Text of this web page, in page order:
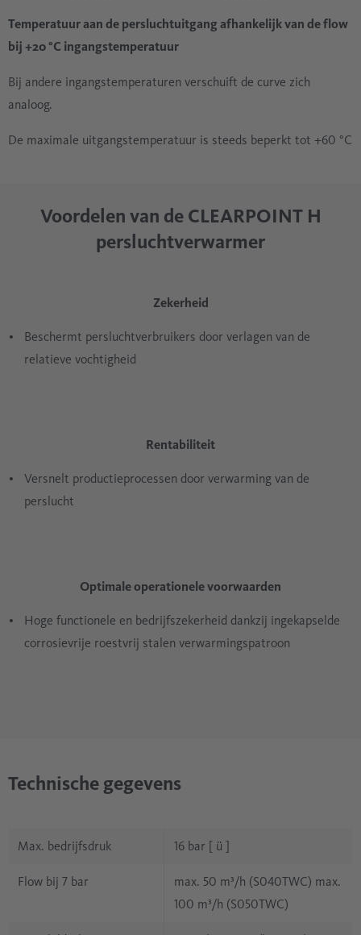
Temperatuur aan de persluchtuitgang afhankelijk van de flow
bij +20 °C ingangstemperatuur
Bij andere ingangstemperaturen verschuift de curve zich
analoog.
De maximale uitgangstemperatuur is steeds beperkt tot +60 °C
Voordelen van de CLEARPOINT H
persluchtverwarmer
Zekerheid
Beschermt persluchtverbruikers door verlagen van de
relatieve vochtigheid
Rentabiliteit
Versnelt productieprocessen door verwarming van de
perslucht
Optimale operationele voorwaarden
Hoge functionele en bedrijfszekerheid dankzij ingekapselde
corrosievrije roestvrij stalen verwarmingspatroon
Technische gegevens
Max. bedrijfsdruk 16 bar [ ü ]
Flow bij 7 bar
max. 50 m³/h (S040TWC) max.
100 m³/h (S050TWC)